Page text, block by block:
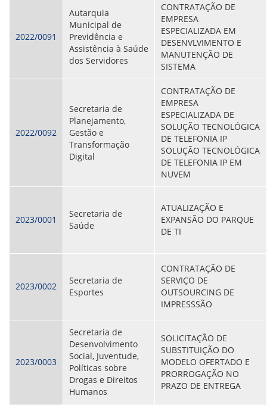
2022/0091
Autarquia
Municipal de
Previdência e
Assistência à Saúde
dos Servidores
CONTRATAÇÃO DE
EMPRESA
ESPECIALIZADA EM
DESENVLVIMENTO E
MANUTENÇÃO DE
SISTEMA
2022/0092
Secretaria de
Planejamento,
Gestão e
Transformação
Digital
CONTRATAÇÃO DE
EMPRESA
ESPECIALIZADA DE
SOLUÇÃO TECNOLÓGICA
DE TELEFONIA IP
SOLUÇÃO TECNOLÓGICA
DE TELEFONIA IP EM
NUVEM
2023/0001
Secretaria de
Saúde
ATUALIZAÇÃO E
EXPANSÃO DO PARQUE
DE TI
2023/0002
Secretaria de
Esportes
CONTRATAÇÃO DE
SERVIÇO DE
OUTSOURCING DE
IMPRESSSÃO
2023/0003
Secretaria de
Desenvolvimento
Social, Juventude,
Políticas sobre
Drogas e Direitos
Humanos
SOLICITAÇÃO DE
SUBSTITUIÇÃO DO
MODELO OFERTADO E
PRORROGAÇÃO NO
PRAZO DE ENTREGA